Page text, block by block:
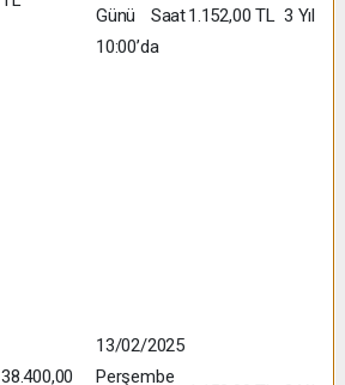
Günü Saat
10:00’da
1.152,00 TL 3 Yıl
38.400,00
13/02/2025
Perşembe